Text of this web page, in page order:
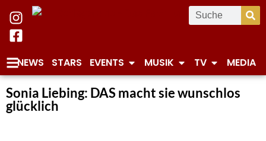
NEWS STARS EVENTS MUSIK TV MEDIA
Sonia Liebing: DAS macht sie wunschlos
glücklich